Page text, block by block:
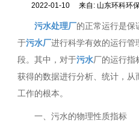
2022-01-10 来自: 山东环科环
污水处理厂的正常运行是保
于污水厂进行科学有效的运行管
段。其中，对于污水厂的运行指
获得的数据进行分析、统计，
工作的根本。
一、污水的物理性质指标